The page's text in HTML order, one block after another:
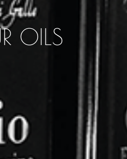
OILS